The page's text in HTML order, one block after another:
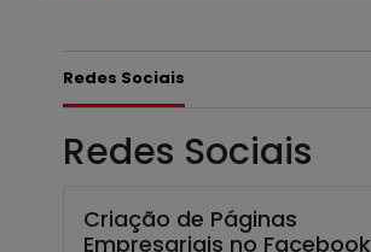
Redes Sociais
Redes Sociais
Criação de Páginas
Empresariais no Facebook